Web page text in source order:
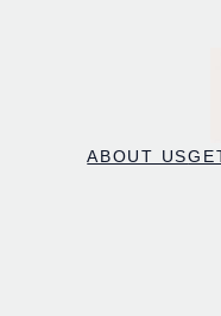
ABOUT US